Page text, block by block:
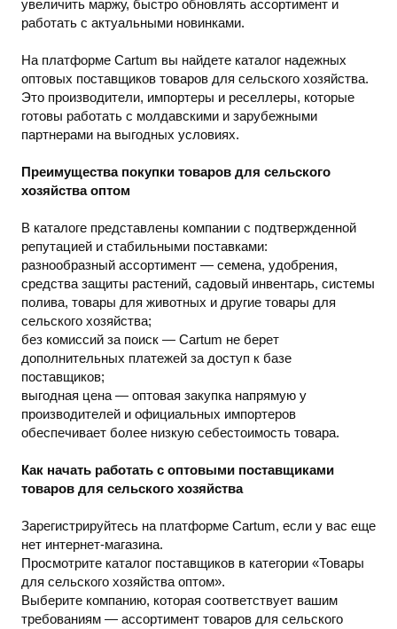
увеличить маржу, быстро обновлять ассортимент и
работать с актуальными новинками.
На платформе Cartum вы найдете каталог надежных
оптовых поставщиков товаров для сельского хозяйства.
Это производители, импортеры и реселлеры, которые
готовы работать с молдавскими и зарубежными
партнерами на выгодных условиях.
Преимущества покупки товаров для сельского
хозяйства оптом
В каталоге представлены компании с подтвержденной
репутацией и стабильными поставками:
разнообразный ассортимент — семена, удобрения,
средства защиты растений, садовый инвентарь, системы
полива, товары для животных и другие товары для
сельского хозяйства;
без комиссий за поиск — Cartum не берет
дополнительных платежей за доступ к базе
поставщиков;
выгодная цена — оптовая закупка напрямую у
производителей и официальных импортеров
обеспечивает более низкую себестоимость товара.
Как начать работать с оптовыми поставщиками
товаров для сельского хозяйства
Зарегистрируйтесь на платформе Cartum, если у вас еще
нет интернет-магазина.
Просмотрите каталог поставщиков в категории «Товары
для сельского хозяйства оптом».
Выберите компанию, которая соответствует вашим
требованиям — ассортимент товаров для сельского